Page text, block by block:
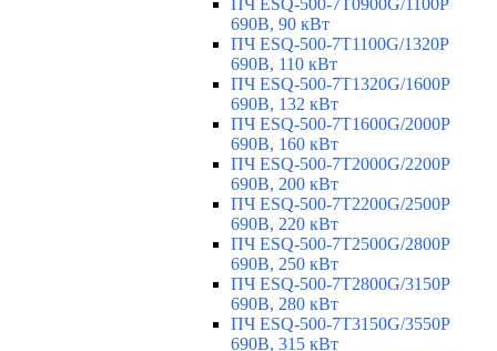
ПЧ ESQ-500-7T0900G/1100P
690В, 90 кВт
ПЧ ESQ-500-7T1100G/1320P
690В, 110 кВт
ПЧ ESQ-500-7T1320G/1600P
690В, 132 кВт
ПЧ ESQ-500-7T1600G/2000P
690В, 160 кВт
ПЧ ESQ-500-7T2000G/2200P
690В, 200 кВт
ПЧ ESQ-500-7T2200G/2500P
690В, 220 кВт
ПЧ ESQ-500-7T2500G/2800P
690В, 250 кВт
ПЧ ESQ-500-7T2800G/3150P
690В, 280 кВт
ПЧ ESQ-500-7T3150G/3550P
690В, 315 кВт